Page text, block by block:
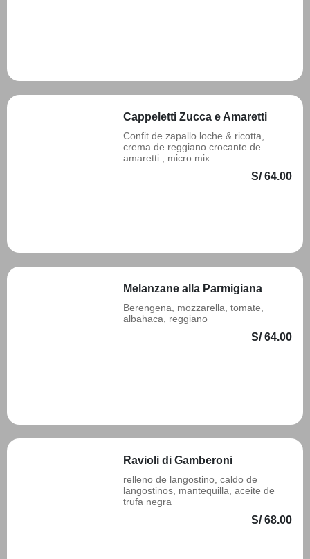
Cappeletti Zucca e Amaretti
Confit de zapallo loche & ricotta,
crema de reggiano crocante de
amaretti , micro mix.
S/ 64.00
Melanzane alla Parmigiana
Berengena, mozzarella, tomate,
albahaca, reggiano
S/ 64.00
Ravioli di Gamberoni
relleno de langostino, caldo de
langostinos, mantequilla, aceite de
trufa negra
S/ 68.00